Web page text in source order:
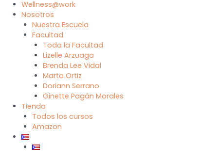
Wellness@work
Nosotros
Nuestra Escuela
Facultad
Toda la Facultad
Lizelle Arzuaga
Brenda Lee Vidal
Marta Ortiz
Doriann Serrano
Ginette Pagán Morales
Tienda
Todos los cursos
Amazon